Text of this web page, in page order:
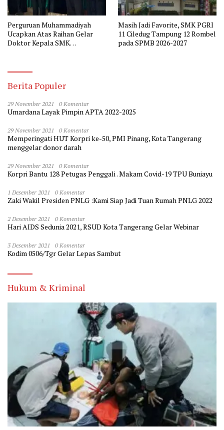
Perguruan Muhammadiyah
Ucapkan Atas Raihan Gelar
Doktor Kepala SMK
Masih Jadi Favorite, SMK PGRI
11 Ciledug Tampung 12 Rombel
pada SPMB 2026-2027
Berita Populer
29 November 2021 0 Komentar
Umardana Layak Pimpin APTA 2022-2025
29 November 2021 0 Komentar
Memperingati HUT Korpri ke-50, PMI Pinang, Kota Tangerang
menggelar donor darah
29 November 2021 0 Komentar
Korpri Bantu 128 Petugas Penggali . Makam Covid-19 TPU Buniayu
1 Desember 2021 0 Komentar
Zaki Wakil Presiden PNLG :Kami Siap Jadi Tuan Rumah PNLG 2022
2 Desember 2021 0 Komentar
Hari AIDS Sedunia 2021, RSUD Kota Tangerang Gelar Webinar
3 Desember 2021 0 Komentar
Kodim 0506/Tgr Gelar Lepas Sambut
Hukum & Kriminal